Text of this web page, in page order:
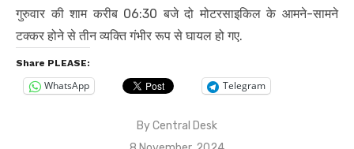
गुरुवार की शाम करीब 06:30 बजे दो मोटरसाइकिल के आमने-सामने
टक्कर होने से तीन व्यक्ति गंभीर रूप से घायल हो गए.
Share PLEASE:
WhatsApp Telegram
ByCentral Desk